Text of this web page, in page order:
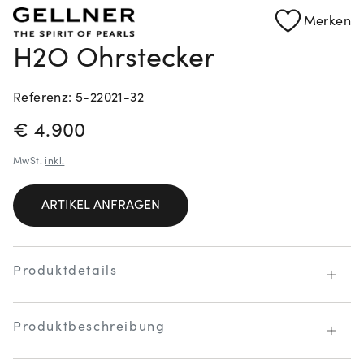
Merken
H2O Ohrstecker
Referenz: 5-22021-32
PREISINFORMATIONEN
€ 4.900
MwSt. inkl.
ARTIKEL ANFRAGEN
Produktdetails
Produktbeschreibung